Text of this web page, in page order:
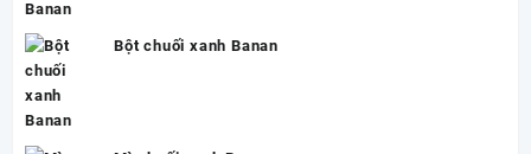
Bột chuối xanh Banan